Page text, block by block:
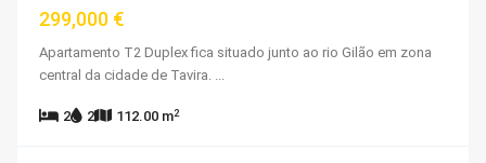
299,000 €
Apartamento T2 Duplex fica situado junto ao rio Gilão em zona
central da cidade de Tavira. ...
2 2 112.00 m2